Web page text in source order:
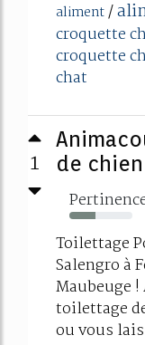
aliment/
croquette
croquette
chat
1
de
42%
Toilettage
Salengro à
Maubeuge
toilettage
ou vous